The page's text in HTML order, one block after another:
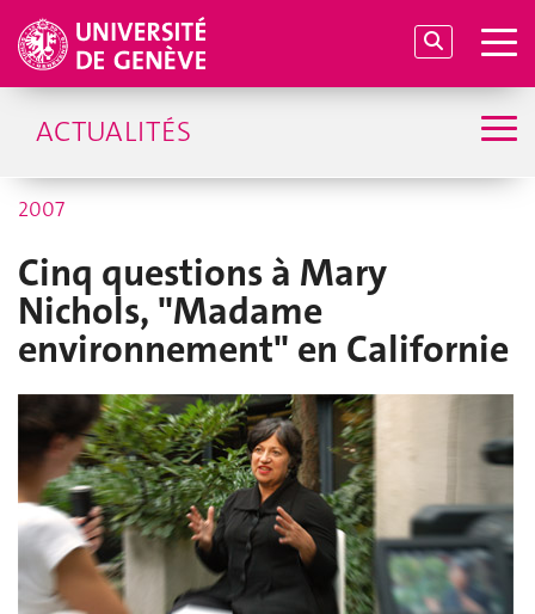
ACTUALITÉS
2007
Cinq questions à Mary
Nichols, "Madame
environnement" en Californie